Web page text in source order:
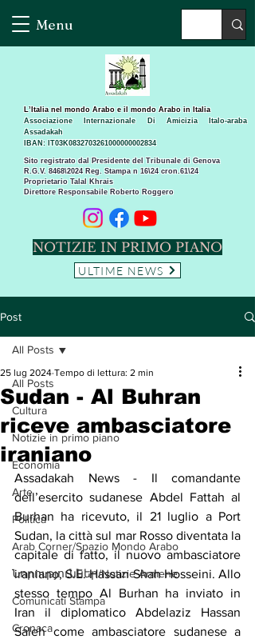
Menu
Sito registrato dal Presidente del Tribunale di Genova
R.G.V. 8468\2024 Reg. Stampa n 16\24 cron.61\24 ​
Proprietario Talal Khrais
Direttore Responsabile Roberto Roggero
L’Italia nel mondo Arabo e il mondo Arabo in Italia
Associazione Internazionale Di Amicizia Italo-araba
Assadakah
IBAN: IT03K0832703261000000002834
NOTIZIE IN PRIMO PIANO
ULTIME NEWS
Post
All Posts
Cultura
Notizie in primo piano
Economia
Arte
Politica
Arab Corner/Spazio Mondo Arabo
Նորություններ/Notizie Armene
Comunicati Stampa
Cronaca
All Posts
Sudan - Al Buhran
riceve ambasciatore
iraniano
25 lug 2024 Tempo di lettura: 2 min
Assadakah News - Il comandante
dell’esercito sudanese Abdel Fattah al
Burhan ha ricevuto, il 21 luglio a Port
Sudan, la città sul mar Rosso diventata la
capitale di fatto, il nuovo ambasciatore
iraniano, S.E. Hassan Shah Hosseini. Allo
stesso tempo Al Burhan ha inviato in
Iran il diplomatico Abdelaziz Hassan
Saleh come ambasciatore sudanese a